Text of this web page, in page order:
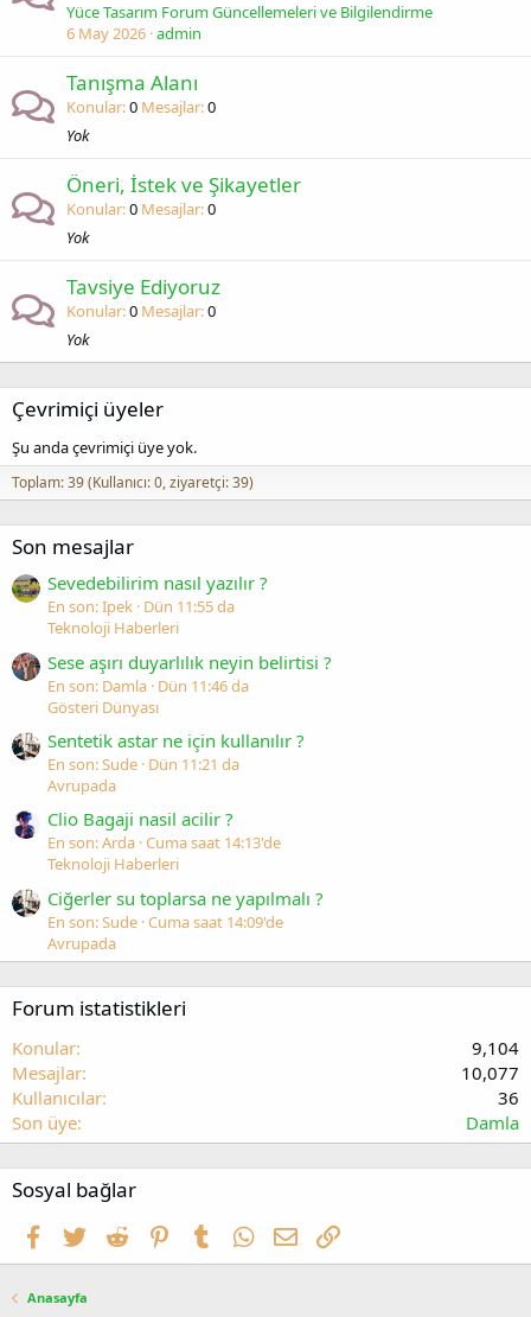
Yüce Tasarım Forum Güncellemeleri ve Bilgilendirme
6 May 2026 admin
Tanışma Alanı
Konular 0 Mesajlar 0
Yok
Öneri, İstek ve Şikayetler
Konular 0 Mesajlar 0
Yok
Tavsiye Ediyoruz
Konular 0 Mesajlar 0
Yok
Çevrimiçi üyeler
Şu anda çevrimiçi üye yok.
Toplam: 39 (Kullanıcı: 0, ziyaretçi: 39)
Son mesajlar
Sevedebilirim nasıl yazılır ?
En son: Ipek Dün 11:55 da
Teknoloji Haberleri
Sese aşırı duyarlılık neyin belirtisi ?
En son: Damla Dün 11:46 da
Gösteri Dünyası
Sentetik astar ne için kullanılır ?
En son: Sude Dün 11:21 da
Avrupada
Clio Bagaji nasil acilir ?
En son: Arda Cuma saat 14:13'de
Teknoloji Haberleri
Ciğerler su toplarsa ne yapılmalı ?
En son: Sude Cuma saat 14:09'de
Avrupada
Forum istatistikleri
Konular
9,104
Mesajlar
10,077
Kullanıcılar
36
Son üye
Damla
Sosyal bağlar
Facebook
TwitterReddit PinterestTumblrWhatsApp
E-postaLink
Anasayfa